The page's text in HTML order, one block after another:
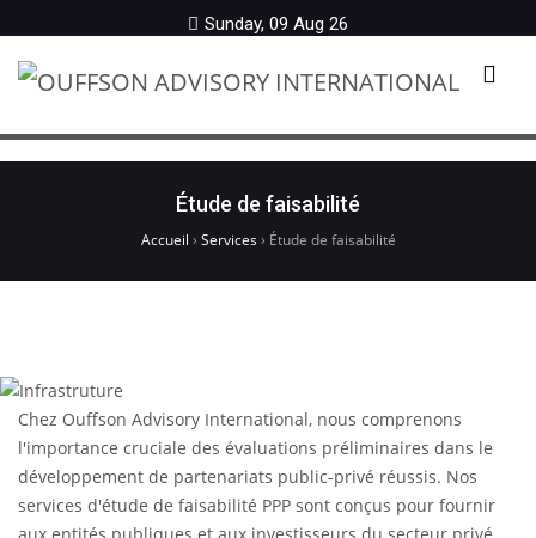
Sunday, 09 Aug 26
Étude de faisabilité
Accueil › Services› Étude de faisabilité
Chez Ouffson Advisory International, nous comprenons
l'importance cruciale des évaluations préliminaires dans le
développement de partenariats public-privé réussis. Nos
services d'étude de faisabilité PPP sont conçus pour fournir